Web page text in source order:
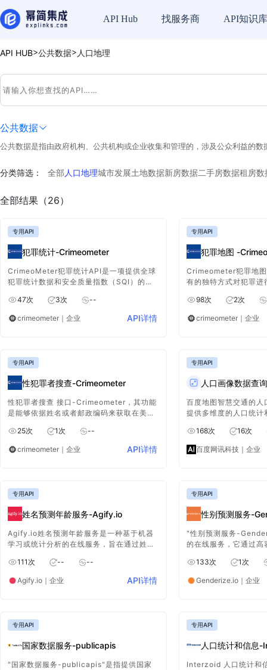
API Hub 找服务商 API知识库
API HUB>公共数据> 人口地理
公共数据
公共数据是指由政府机构、公共机构或企业收集和管理的，涉及公众利益的
分类筛选： 全部 人口地理城市发展土地数据新房数据二手房数据租房数
全部结果（26）
专用API
犯罪统计-Crimeometer
CrimeoMeter犯罪统计API是一项提供全球
犯罪统计数据和安全质量指数（SQI）的服
罪信息，包括犯罪统计数据和CSI。
47次 3次 --
crimeometer ｜企业 API详情
专用API
犯罪地图 -
Crimeometer犯罪地
有的独特方式对犯罪进
丰富您现有的地图，
解犯罪相关信息，为
持。
98次 2次
crimeometer ｜企业
专用API
性犯罪者搜查-Crimeometer
性犯罪者搜查 接口-Crimeometer，其功能
是能够依据姓名或者邮政编码来获取在美国
了一种便捷查询的途径，有助于相关人员及
时了解特定区域内的性犯罪者情况。
25次 1 次 --
crimeometer ｜企业 API详情
专用API
人口画像数据查
百度地图智慧交通的人
提供多维度的人口统计
人口信息，进行职住
龄、收入水平、教育水
等多维度属性分析。
168次 16次
百度网讯科技 ｜企业
专用API
姓名预测年龄服务-Agify.io
Agify.io姓名预测年龄服务是一种基于机器
学习或统计分析的在线服务，旨在通过姓名
111 次 -- --
Agify.io ｜企业 API详情
专用API
性别预测服务-
"性别预测服务-
的在线服务，它通过
别预测集成到他们的工
133次 1 次
Genderize.io ｜企业
专用API
国家数据服务-publicapis
"国家数据服务-publicapis"是指提供国家
专用API
人口统计和信息
Interzoid 人口统计和